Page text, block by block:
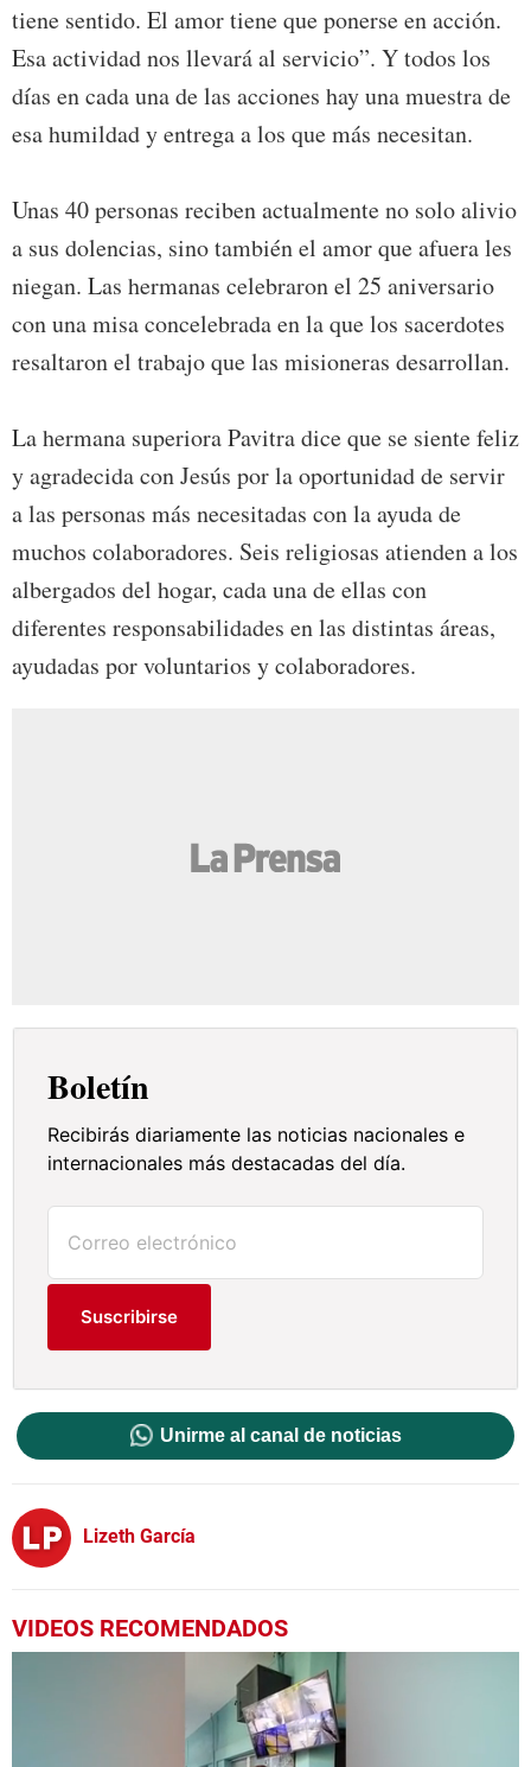
tiene sentido. El amor tiene que ponerse en acción.
Esa actividad nos llevará al servicio”. Y todos los
días en cada una de las acciones hay una muestra de
esa humildad y entrega a los que más necesitan.
Unas 40 personas reciben actualmente no solo alivio
a sus dolencias, sino también el amor que afuera les
niegan. Las hermanas celebraron el 25 aniversario
con una misa concelebrada en la que los sacerdotes
resaltaron el trabajo que las misioneras desarrollan.
La hermana superiora Pavitra dice que se siente feliz
y agradecida con Jesús por la oportunidad de servir
a las personas más necesitadas con la ayuda de
muchos colaboradores. Seis religiosas atienden a los
albergados del hogar, cada una de ellas con
diferentes responsabilidades en las distintas áreas,
ayudadas por voluntarios y colaboradores.
Boletín
Recibirás diariamente las noticias nacionales e
internacionales más destacadas del día.
Suscribirse
Unirme al canal de noticias
Lizeth García
VIDEOS RECOMENDADOS